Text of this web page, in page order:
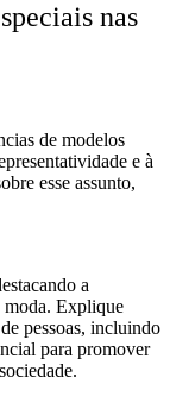
nas
de modelos
e à
esse assunto,
a
moda. Explique
pessoas, incluindo
para promover